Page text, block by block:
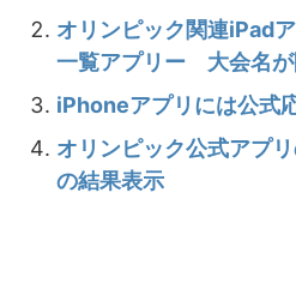
オリンピック関連iPad
一覧アプリー 大会名が
iPhoneアプリには公式
オリンピック公式アプ
の結果表示